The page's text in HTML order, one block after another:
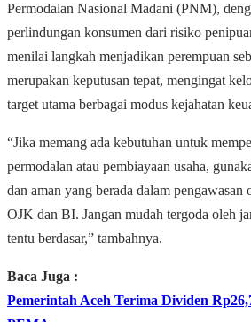
Permodalan Nasional Madani (PNM),
perlindungan konsumen dari risiko
menilai langkah menjadikan perempuan
merupakan keputusan tepat, mengingat
target utama berbagai modus kejahatan
“Jika memang ada kebutuhan untuk
permodalan atau pembiayaan usaha,
dan aman yang berada dalam pengawasan
OJK dan BI. Jangan mudah tergoda oleh
tentu berdasar,” tambahnya.
Baca Juga :
Pemerintah Aceh Terima Dividen